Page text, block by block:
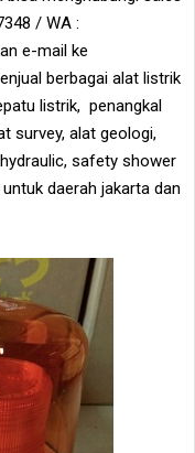
/ WA :
e-mail ke
berbagai alat listrik
listrik, penangkal
survey, alat geologi,
safety shower
daerah jakarta dan